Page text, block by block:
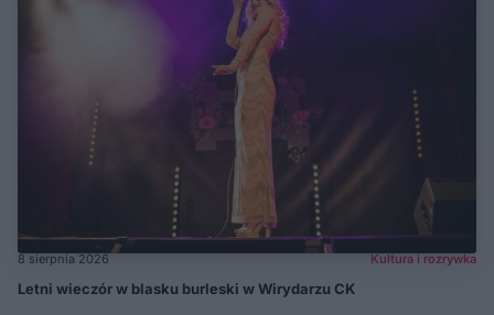
8 sierpnia 2026 Kultura i rozrywka
Letni wieczór w blasku burleski w Wirydarzu CK